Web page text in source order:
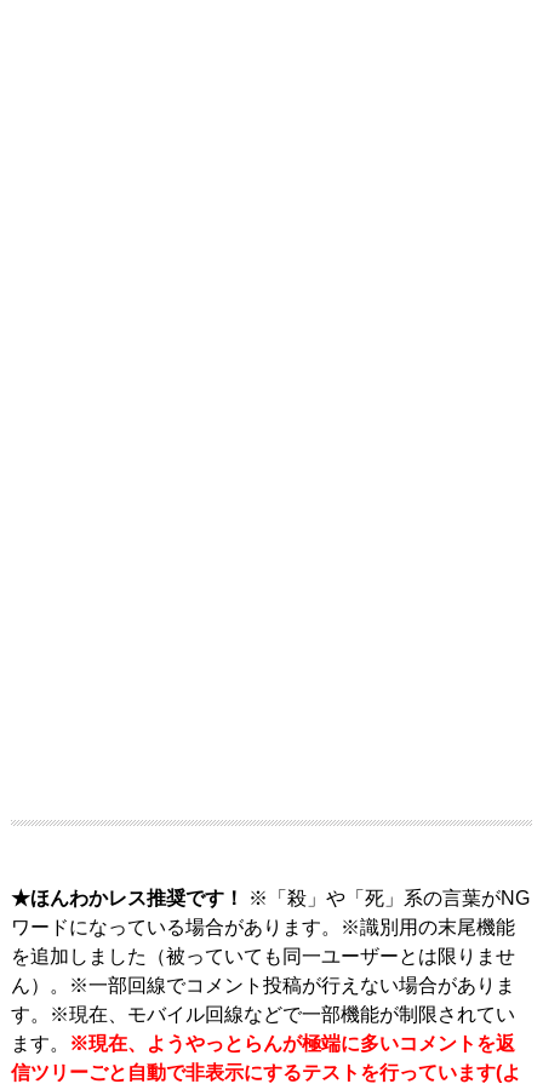
★ほんわかレス推奨です！
※「殺」や「死」系の言葉がNG
ワードになっている場合があります。※識別用の末尾機能
を追加しました（被っていても同一ユーザーとは限りませ
ん）。※一部回線でコメント投稿が行えない場合がありま
す。※現在、モバイル回線などで一部機能が制限されてい
ます。
※現在、ようやっとらんが極端に多いコメントを返
信ツリーごと自動で非表示にするテストを行っています(よ